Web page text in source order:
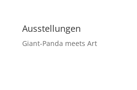
Ausstellungen
Giant-Panda meets Art